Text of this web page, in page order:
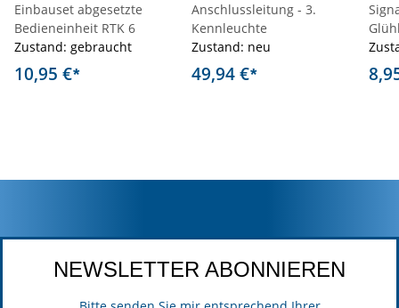
Einbauset abgesetzte
Bedieneinheit RTK 6
Zustand: gebraucht
10,95 €*
Anschlussleitung - 3.
Kennleuchte
Zustand: neu
49,94 €*
NEWSLETTER ABONNIEREN